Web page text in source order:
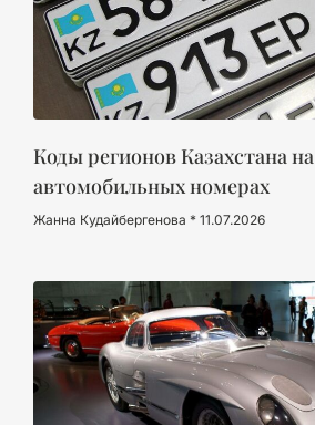
Коды регионов Казахстана на
автомобильных номерах
Жанна Кудайбергенова 11.07.2026